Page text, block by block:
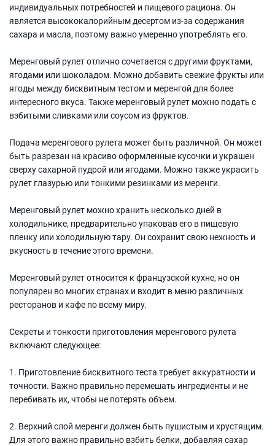
индивидуальных потребностей и пищевого рациона. Он
является высококалорийным десертом из-за содержания
сахара и масла, поэтому важно умеренно употреблять его.
Меренговый рулет отлично сочетается с другими фруктами,
ягодами или шоколадом. Можно добавить свежие фрукты или
ягоды между бисквитным тестом и меренгой для более
интересного вкуса. Также меренговый рулет можно подать с
взбитыми сливками или соусом из фруктов.
Подача меренгового рулета может быть различной. Он может
быть разрезан на красиво оформленные кусочки и украшен
сверху сахарной пудрой или ягодами. Можно также украсить
рулет глазурью или тонкими резинками из меренги.
Меренговый рулет можно хранить несколько дней в
холодильнике, предварительно упаковав его в пищевую
пленку или холодильную тару. Он сохранит свою нежность и
вкусность в течение этого времени.
Меренговый рулет относится к французской кухне, но он
популярен во многих странах и входит в меню различных
ресторанов и кафе по всему миру.
Секреты и тонкости приготовления меренгового рулета
включают следующее:
1. Приготовление бисквитного теста требует аккуратности и
точности. Важно правильно перемешать ингредиенты и не
перебивать их, чтобы не потерять объем.
2. Верхний слой меренги должен быть пушистым и хрустящим.
Для этого важно правильно взбить белки, добавляя сахар